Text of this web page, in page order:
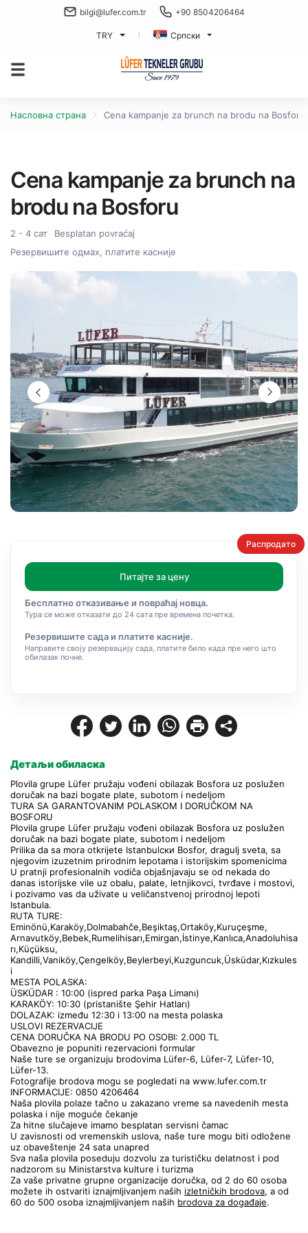
bilgi@lufer.com.tr +90 8504206464
TRY Српски
Насловна страна Cena kampanje za brunch na brodu na Bosforu
Детаљи обиласка
Plovila grupe Lüfer pružaju vođeni obilazak Bosfora uz poslužen
doručak na bazi bogate plate, subotom i nedeljom
TURA SA GARANTOVANIM POLASKOM I DORUČKOM NA
BOSFORU
Plovila grupe Lüfer pružaju vođeni obilazak Bosfora uz poslužen
doručak na bazi bogate plate, subotom i nedeljom
Prilika da sa mora otkrijete Istanbulски Bosfor, dragulj sveta, sa
njegovim izuzetnim prirodnim lepotama i istorijskim spomenicima
U pratnji profesionalnih vodiča objašnjavaju se od nekada do
danas istorijske vile uz obalu, palate, letnjikovci, tvrđave i mostovi,
i pozivamo vas da uživate u veličanstvenoj prirodnoj lepoti
Istanbula.
RUTA TURE:
Eminönü,Karaköy,Dolmabahče,Beşiktaş,Ortaköy,Kuruçeşme,
Arnavutköy,Bebek,Rumelihisarı,Emirgan,İstinye,Kanlıca,Anadoluhisa
rı,Küçüksu,
Kandilli,Vaniköy,Çengelköy,Beylerbeyi,Kuzguncuk,Üsküdar,Kızkules
i
MESTA POLASKA:
ÜSKÜDAR : 10:00 (ispred parka Paşa Limanı)
KARAKÖY: 10:30 (pristanište Şehir Hatları)
DOLAZAK: između 12:30 i 13:00 na mesta polaska
USLOVI REZERVACIJE
CENA DORUČKA NA BRODU PO OSOBI: 2.000 TL
Obavezno je popuniti rezervacioni formular
Naše ture se organizuju brodovima Lüfer-6, Lüfer-7, Lüfer-10,
Lüfer-13.
Fotografije brodova mogu se pogledati na www.lufer.com.tr
INFORMACIJE: 0850 4206464
Naša plovila polaze tačno u zakazano vreme sa navedenih mesta
polaska i nije moguće čekanje
Za hitne slučajeve imamo besplatan servisni čamac
U zavisnosti od vremenskih uslova, naše ture mogu biti odložene
uz obaveštenje 24 sata unapred
Sva naša plovila poseduju dozvolu za turističku delatnost i pod
nadzorom su Ministarstva kulture i turizma
Za vaše privatne grupne organizacije doručka, od 2 do 60 osoba
možete ih ostvariti iznajmljivanjem naših izletničkih brodova, a od
60 do 500 osoba iznajmljivanjem naših brodova za događaje.
Cena kampanje za brunch na
brodu na Bosforu
2 - 4 сат
Besplatan povraćaj
Резервишите одмах, платите касније
Распродато
Питајте за цену
Бесплатно отказивање и повраћај новца.
Тура се може отказати до 24 сата пре времена почетка.
Резервишите сада и платите касније.
Направите своју резервацију сада, платите било када пре него што
обилазак почне.